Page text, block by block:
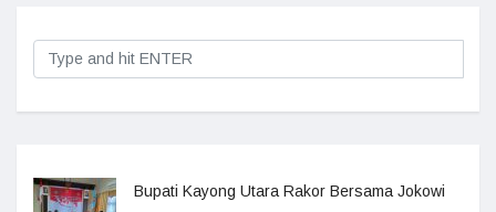
Bupati Kayong Utara Rakor Bersama Jokowi